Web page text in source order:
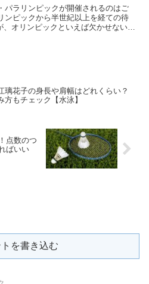
パラリンピックが開催されるのはご
ンピックから半世紀以上を経ての待
オリンピックといえば欠かせないの
璃花子の身長や肩幅はどれくらい？
方もチェック【水泳】
点数のつ
ばいい
を書き込む